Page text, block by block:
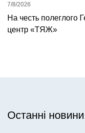
На честь полеглого
центр «ТЯЖ»
7/8/2026
Останні новини